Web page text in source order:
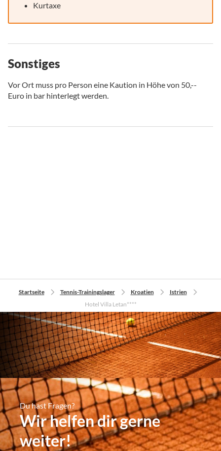
Kurtaxe
Sonstiges
Vor Ort muss pro Person eine Kaution in Höhe von 50,--
Euro in bar hinterlegt werden.
Startseite Tennis-Trainingslager Kroatien
Istrien
Hotel Villa Letan****
Du hast Fragen?
Wir helfen dir gerne
weiter!